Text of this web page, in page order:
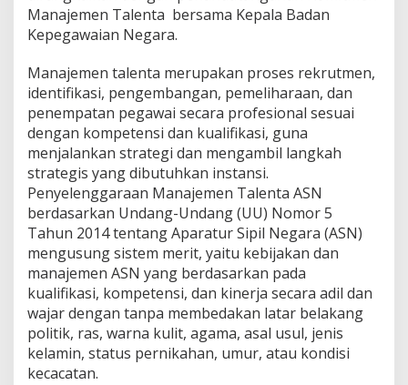
g
a
i
a
n
W
i
l
a
a
h
K
e
r
j
a
K
a
n
Manajemen Talenta bersama Kepala Badan
Kepegawaian Negara.
Manajemen talenta merupakan proses rekrutmen,
identifikasi, pengembangan, pemeliharaan, dan
penempatan pegawai secara profesional sesuai
dengan kompetensi dan kualifikasi, guna
menjalankan strategi dan mengambil langkah
strategis yang dibutuhkan instansi.
Penyelenggaraan Manajemen Talenta ASN
berdasarkan Undang-Undang (UU) Nomor 5
Tahun 2014 tentang Aparatur Sipil Negara (ASN)
mengusung sistem merit, yaitu kebijakan dan
manajemen ASN yang berdasarkan pada
kualifikasi, kompetensi, dan kinerja secara adil dan
wajar dengan tanpa membedakan latar belakang
politik, ras, warna kulit, agama, asal usul, jenis
kelamin, status pernikahan, umur, atau kondisi
kecacatan.